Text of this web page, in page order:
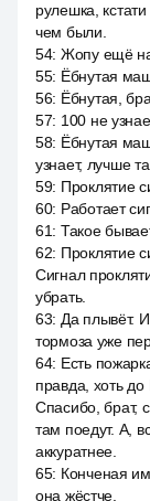
рулешка,
чем были.
54: Жопу ещё
55: Ёбнутая
56: Ёбнутая,
57: 100 не
58: Ёбнутая
узнает, лучше
59: Проклятие
60: Работает
61: Такое
62: Проклятие
Сигнал
убрать.
63: Да плывёт.
тормоза уже
64: Есть
правда, хоть до
Спасибо, брат,
там поедут. А,
аккуратнее.
65: Конченая
она жёстче.